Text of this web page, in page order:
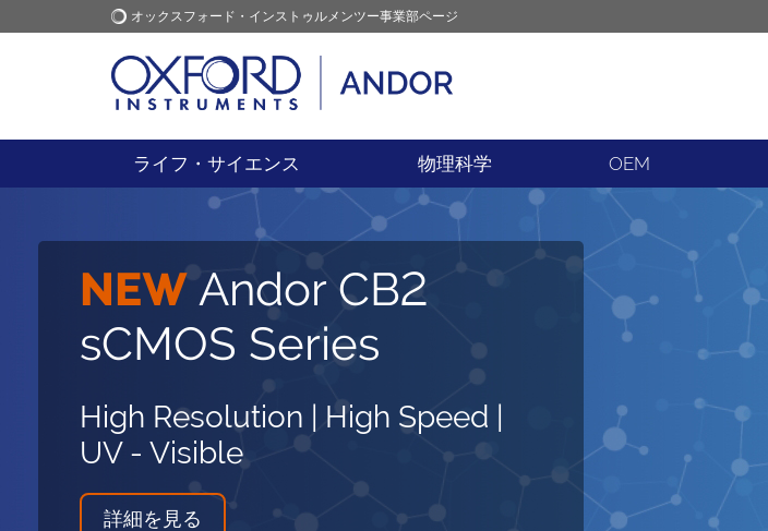
オックスフォード・インストゥルメンツー事業部ページ
オックスフォード・インス
トゥルメンツ
アプリケーション
ライフ・サイエンス 物理科学 OEM
NEWAndor CB2
sCMOS Series
High Resolution | High Speed |
UV - Visible
詳細を見る
青色・近紫外領域に最
適化
超高感度EMCCDカメ
ラ
量子コンピューティングなど革
新的な研究に最適
ベンチトップ型顕微
鏡
蛍光顕微鏡から超解像まで
ラインナップを見る
First Light Imaging
SASを傘下に
詳細を見る